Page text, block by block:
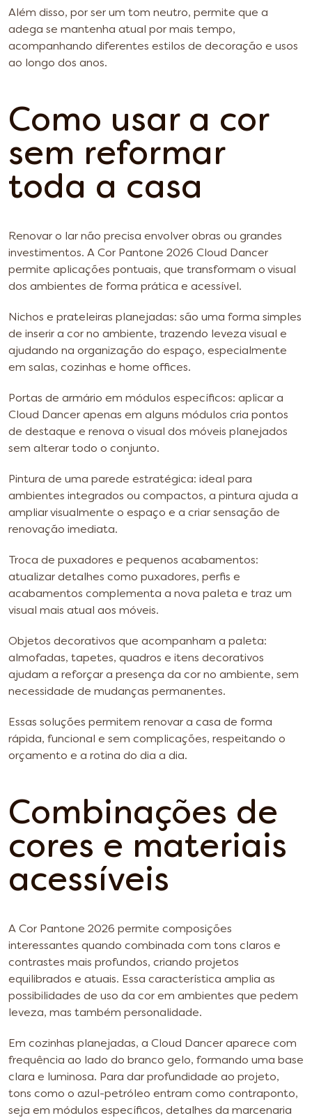
Além disso, por ser um tom neutro, permite que a
adega se mantenha atual por mais tempo,
acompanhando diferentes estilos de decoração e usos
ao longo dos anos.
Como usar a cor
sem reformar
toda a casa
Renovar o lar não precisa envolver obras ou grandes
investimentos. A Cor Pantone 2026 Cloud Dancer
permite aplicações pontuais, que transformam o visual
dos ambientes de forma prática e acessível.
Nichos e prateleiras planejadas: são uma forma simples
de inserir a cor no ambiente, trazendo leveza visual e
ajudando na organização do espaço, especialmente
em salas, cozinhas e home offices.
Portas de armário em módulos específicos: aplicar a
Cloud Dancer apenas em alguns módulos cria pontos
de destaque e renova o visual dos móveis planejados
sem alterar todo o conjunto.
Pintura de uma parede estratégica: ideal para
ambientes integrados ou compactos, a pintura ajuda a
ampliar visualmente o espaço e a criar sensação de
renovação imediata.
Troca de puxadores e pequenos acabamentos:
atualizar detalhes como puxadores, perfis e
acabamentos complementa a nova paleta e traz um
visual mais atual aos móveis.
Objetos decorativos que acompanham a paleta:
almofadas, tapetes, quadros e itens decorativos
ajudam a reforçar a presença da cor no ambiente, sem
necessidade de mudanças permanentes.
Essas soluções permitem renovar a casa de forma
rápida, funcional e sem complicações, respeitando o
orçamento e a rotina do dia a dia.
Combinações de
cores e materiais
acessíveis
A Cor Pantone 2026 permite composições
interessantes quando combinada com tons claros e
contrastes mais profundos, criando projetos
equilibrados e atuais. Essa característica amplia as
possibilidades de uso da cor em ambientes que pedem
leveza, mas também personalidade.
Em cozinhas planejadas, a Cloud Dancer aparece com
frequência ao lado do branco gelo, formando uma base
clara e luminosa. Para dar profundidade ao projeto,
tons como o azul-petróleo entram como contraponto,
seja em módulos específicos, detalhes da marcenaria